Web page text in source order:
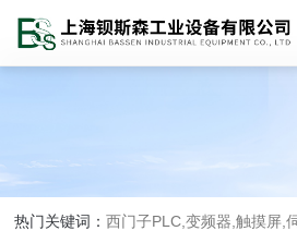
热门关键词：西门子PLC,变频器,触摸屏,